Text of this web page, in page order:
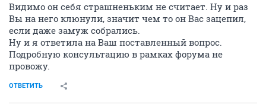
Видимо он себя страшненьким не считает. Ну и раз
Вы на него клюнули, значит чем то он Вас зацепил,
если даже замуж собрались.
Ну и я ответила на Ваш поставленный вопрос.
Подробную консультацию в рамках форума не
провожу.
ОТВЕТИТЬ